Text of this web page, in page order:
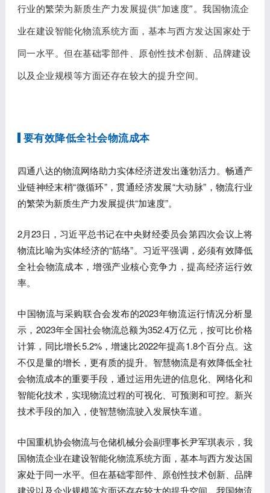
行业的繁荣为新质生产力发展提供“加速度”。我国物流企
业在建设智能化物流系统方面，基本与西方发达国家处于
同一水平。但在基础零部件、原创性技术创新、品牌建设
以及企业规模等方面还存在较大的提升空间。
要有效降低全社会物流成本
四通八达的物流网络助力实体经济迸发出蓬勃活力。畅通产
业链神经末梢“微循环”，贯通经济发展“大动脉”，物流行业
的繁荣为新质生产力发展提供“加速度”。
2月23日，习近平总书记在中央财经委员会第四次会议上将
物流比喻为实体经济的“筋络”。习近平强调，必须有效降低
全社会物流成本，增强产业核心竞争力，提高经济运行效
率。
中国物流与采购联合会发布的2023年物流运行情况分析显
示，2023年全国社会物流总额为352.4万亿元，按可比价格
计算，同比增长5.2%，增速比2022年提高1.8个百分点。这
不仅是量的增长，更有质的提升。智慧物流是有效降低全社
会物流成本的重要手段，通过运用先进的信息化、网络化和
智能化技术，实现物流过程的可视化、可预测和可控。新兴
技术手段的加入，使智慧物流驶入发展快车道。
中国重机协会物流与仓储机械分会副理事长尹军琪表示，我
国物流企业在建设智能化物流系统方面，基本与西方发达国
家处于同一水平。但在基础零部件、原创性技术创新、品牌
建设以及企业规模等方面还存在较大的提升空间。我国物流